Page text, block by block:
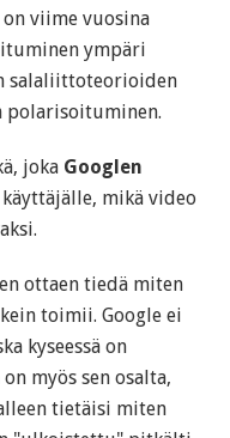
viime vuosina
ympäri
salaliittoteorioiden
polarisoituminen.
joka Googlen
käyttäjälle, mikä video
ottaen tiedä miten
toimii. Google ei
kyseessä on
myös sen osalta,
tietäisi miten